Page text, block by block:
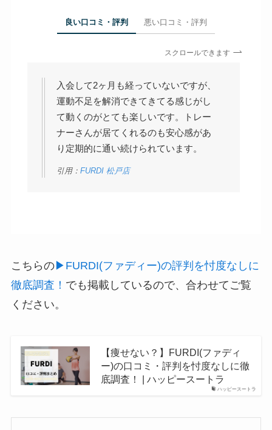
良い口コミ・評判 悪い口コミ・評判
スクロールできます
入会して2ヶ月も経っていないですが、
運動不足を解消できてきてる感じがし
て動くのがとても楽しいです。トレー
ナーさんが居てくれるのも安心感があ
り定期的に通い続けられています。
引用：FURDI 松戸店
こちらの▶︎FURDI(ファディー)の評判を忖度なしに
徹底調査！ でも掲載しているので、合わせてご覧
ください。
ハッピースートラ
【痩せない？】FURDI(ファディ
ー)の口コミ・評判を忖度なしに徹
底調査！ | ハッピースートラ